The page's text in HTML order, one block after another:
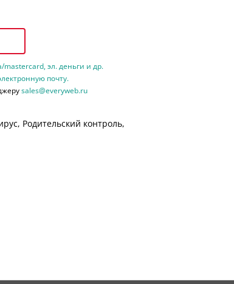
эл. деньги и др.
почту.
sales@everyweb.ru
Родительский контроль,